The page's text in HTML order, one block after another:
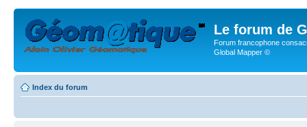
Le forum de
Forum francophone
Global Mapper ©
Index du forum